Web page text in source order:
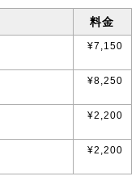
料金
¥7,150
¥8,250
¥2,200
¥2,200